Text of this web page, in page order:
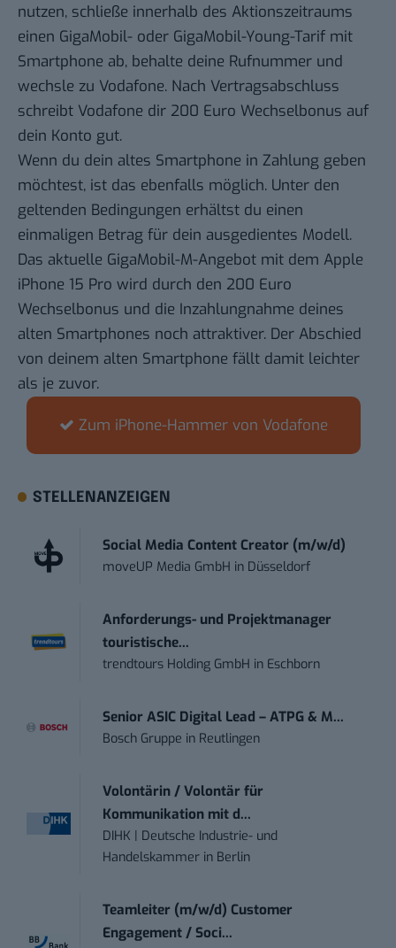
nutzen, schließe innerhalb des Aktionszeitraums
einen GigaMobil- oder GigaMobil-Young-Tarif mit
Smartphone ab, behalte deine Rufnummer und
wechsle zu Vodafone. Nach Vertragsabschluss
schreibt Vodafone dir 200 Euro Wechselbonus auf
dein Konto gut.
Wenn du dein altes Smartphone in Zahlung geben
möchtest, ist das ebenfalls möglich. Unter den
geltenden Bedingungen erhältst du einen
einmaligen Betrag für dein ausgedientes Modell.
Das aktuelle GigaMobil-M-Angebot mit dem Apple
iPhone 15 Pro wird durch den 200 Euro
Wechselbonus und die Inzahlungnahme deines
alten Smartphones noch attraktiver. Der Abschied
von deinem alten Smartphone fällt damit leichter
als je zuvor.
Zum iPhone-Hammer von Vodafone
STELLENANZEIGEN
Social Media Content Creator (m/w/d)
moveUP Media GmbH in Düsseldorf
Anforderungs- und Projektmanager
touristische...
trendtours Holding GmbH in Eschborn
Senior ASIC Digital Lead – ATPG & M...
Bosch Gruppe in Reutlingen
Volontärin / Volontär für
Kommunikation mit d...
DIHK | Deutsche Industrie- und
Handelskammer in Berlin
Teamleiter (m/w/d) Customer
Engagement / Soci...